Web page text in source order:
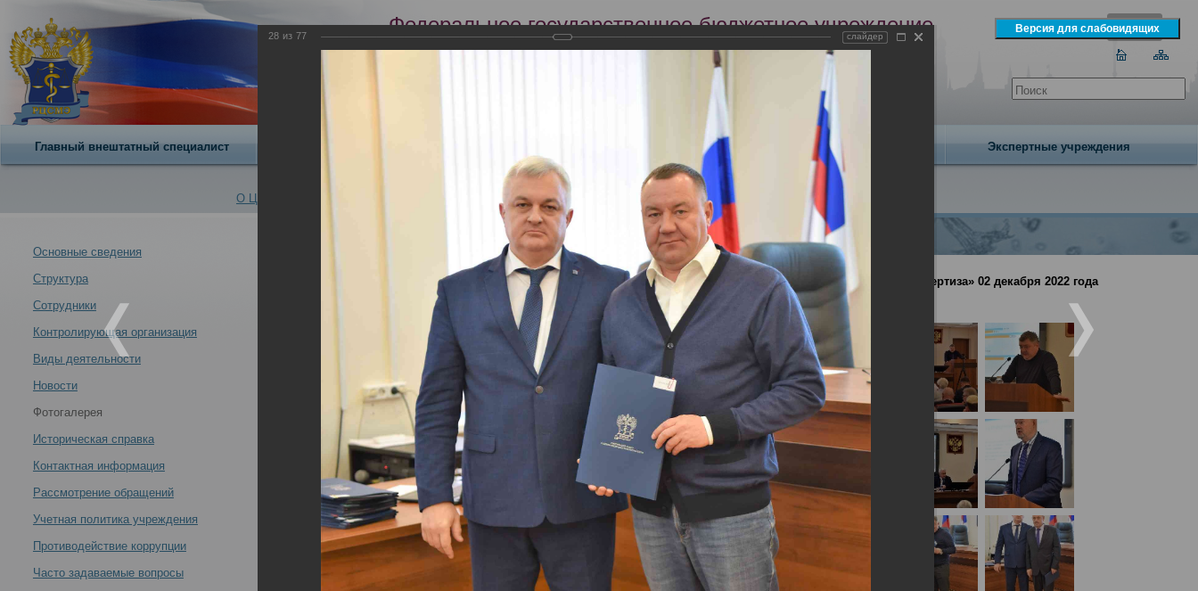
Федеральное государственное бюджетное учреждение
Российский центр судебно-медицинской экспертизы
Сегодня 8 августа 2026 года
Главный внештатный специалист Образование Экспертные учреждения
О Центре -
Итоги заседания профильной комиссии Минздрава
экспертиза» 02 декабря 2022 года -
Итоги заседания профильной комиссии Минздрава России по специальности «Судебно-медицинская экспертиза» 02 декабря 2022 года
Основные сведения
Структура
Сотрудники
Контролирующая организация
Виды деятельности
Новости
Фотогалерея
Историческая справка
Контактная информация
Рассмотрение обращений
Учетная политика учреждения
Противодействие коррупции
Часто задаваемые вопросы
Итоги заседания профильной комиссии Минздрава России по специальности «Судебно-медицинская экспертиза» 02 декабря 2022 года
28 из 77 слайдер